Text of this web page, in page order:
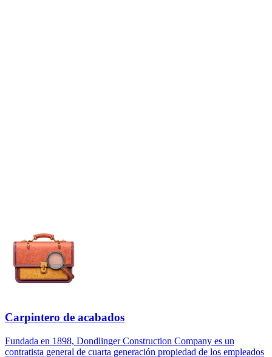
Carpintero de acabados
Fundada en 1898, Dondlinger Construction Company es un
contratista general de cuarta generación propiedad de los empleados